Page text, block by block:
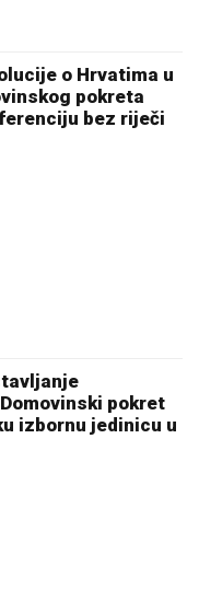
o Hrvatima u
pokreta
bez riječi
pokret
izbornu jedinicu u